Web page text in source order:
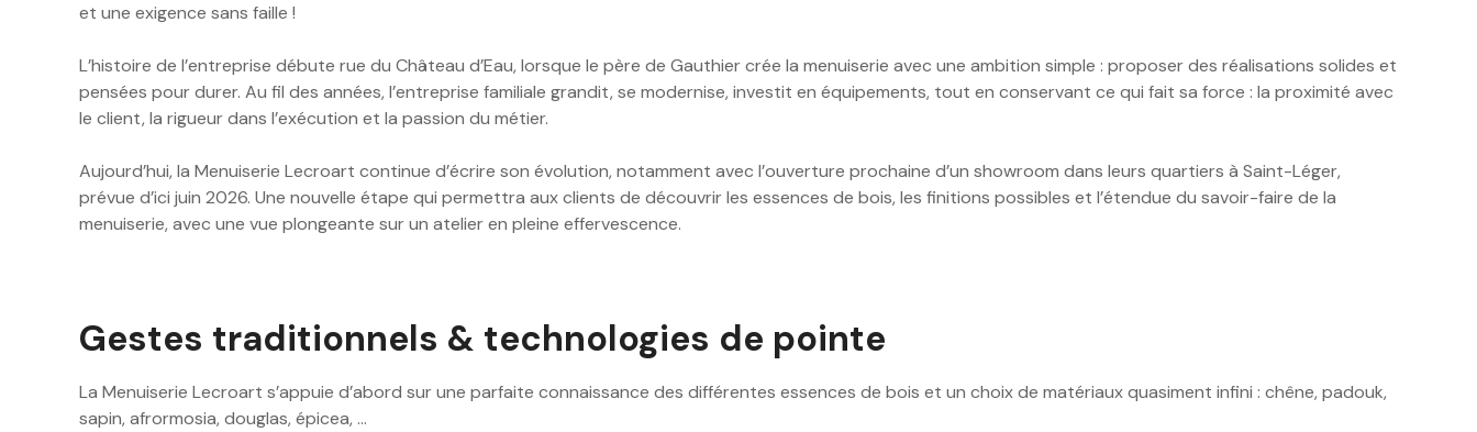
et une exigence sans faille !
L’histoire de l’entreprise débute rue du Château d’Eau, lorsque le père de Gauthier crée la menuiserie avec une ambition simple : proposer des réalisations solides et
pensées pour durer. Au fil des années, l’entreprise familiale grandit, se modernise, investit en équipements, tout en conservant ce qui fait sa force : la proximité avec
le client, la rigueur dans l’exécution et la passion du métier.
Aujourd’hui, la Menuiserie Lecroart continue d’écrire son évolution, notamment avec l’ouverture prochaine d’un showroom dans leurs quartiers à Saint-Léger,
prévue d’ici juin 2026. Une nouvelle étape qui permettra aux clients de découvrir les essences de bois, les finitions possibles et l’étendue du savoir-faire de la
menuiserie, avec une vue plongeante sur un atelier en pleine effervescence.
Gestes traditionnels & technologies de pointe
La Menuiserie Lecroart s’appuie d’abord sur une parfaite connaissance des différentes essences de bois et un choix de matériaux quasiment infini : chêne, padouk,
sapin, afrormosia, douglas, épicea, …